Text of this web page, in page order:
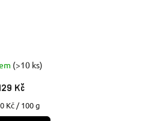
(>10 ks)
Kč
Kč / 100 g